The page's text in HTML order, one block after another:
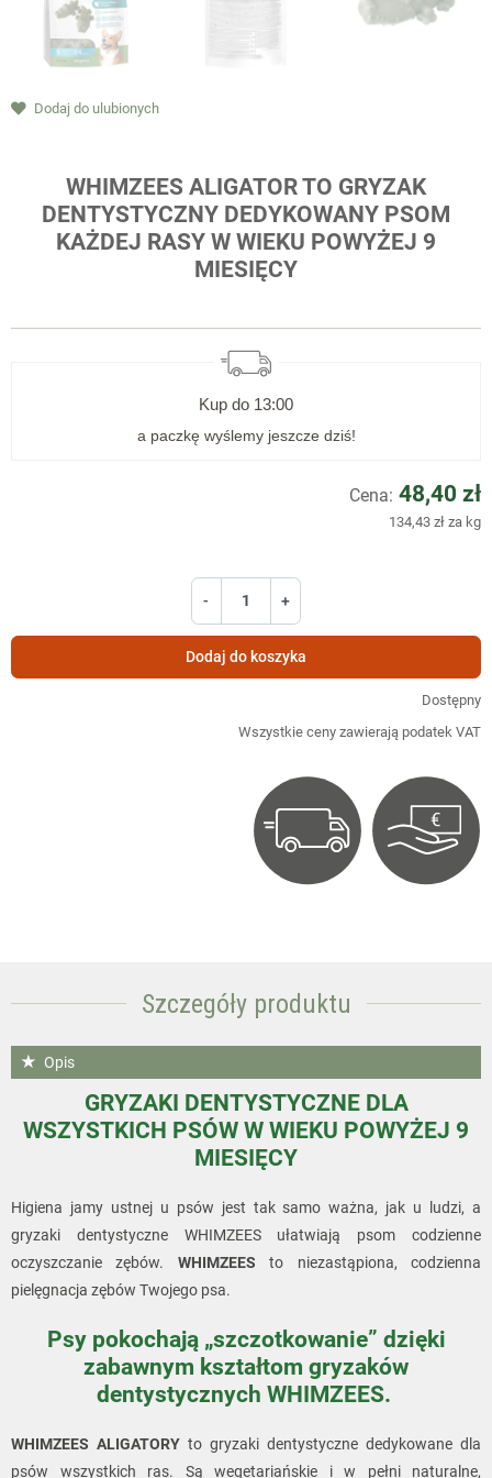
Dodaj do ulubionych
WHIMZEES ALIGATOR TO GRYZAK
DENTYSTYCZNY DEDYKOWANY PSOM
KAŻDEJ RASY W WIEKU POWYŻEJ 9
MIESIĘCY
Kup do 13:00
a paczkę wyślemy jeszcze dziś!
Cena: 48,40 zł
134,43 zł za kg
- +
Dodaj do koszyka
Dostępny
Wszystkie ceny zawierają podatek VAT
Szczegóły produktu
Opis
GRYZAKI DENTYSTYCZNE DLA
WSZYSTKICH PSÓW W WIEKU POWYŻEJ 9
MIESIĘCY
Higiena jamy ustnej u psów jest tak samo ważna, jak u ludzi, a
gryzaki dentystyczne WHIMZEES ułatwiają psom codzienne
oczyszczanie zębów. WHIMZEESto niezastąpiona, codzienna
pielęgnacja zębów Twojego psa.
Psy pokochają „szczotkowanie” dzięki
zabawnym kształtom gryzaków
dentystycznych WHIMZEES.
WHIMZEES ALIGATORY to gryzaki dentystyczne dedykowane dla
psów wszystkich ras. Są wegetariańskie i w pełni naturalne,